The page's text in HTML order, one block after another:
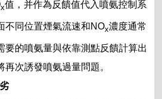
x值，并作為反饋值代入噴氨控制系
不同位置煙氣流速和NOx濃度通常
要的噴氨量與依靠測點反饋計算出
次誘發噴氨過量問題。